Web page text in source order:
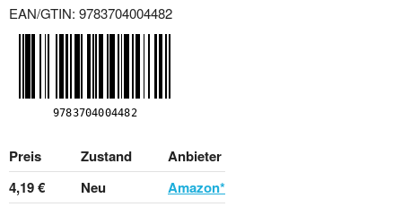
EAN/GTIN: 9783704004482
Preis Zustand
Anbieter
4,19 €
Neu Amazon*